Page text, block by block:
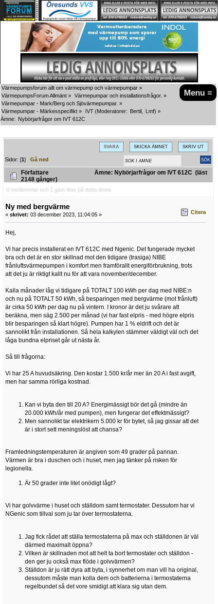
Menu ≡
Värmepumpsforum allt om värmepump och värmepumpar »
VärmepumpsForum Allmänt » Värmepumpar och installationsfrågor. »
Värmepumpar - Mark/Berg och Sjövärmepumpar. »
Värmepumpar - Märkesspecifikt » IVT (Moderatorer: Bertil Lmf) »
Ämne: Nybörjarfrågor om IVT 612C
SVARA SKICKA ÄMNET SKRIV UT
Sidor: [1]Gå ned
Författare
Ämne: Nybörjarfrågor om IVT 612C (läst
2148 gånger)
0 medlemmar och 1 gäst tittar på detta ämne.
Ny med bergvärme
« skrivet: 03 december 2023, 11:04:05 » Citera
Hej,
Vi har precis installerat en IVT 612C med Ngenic. Det fungerade mycket
bra och det är en stor skillnad mot den tidigare (trasiga) NIBE
frånluftsvärmepumpen i komfort men framförallt energiförbrukning, trots
att det ju är riktigt kallt nu för att vara november/december.
Kalla månader låg vi tidigare på TOTALT 100 kWh per dag med NIBE:n
och nu på TOTALT 50 kWh, så besparingen med bergvärme (mot frånluft)
är cirka 50 kWh per dag nu på vintern. I kronor är det ju svårare att
beräkna, men säg 2.500 per månad (vi har fast elpris - med högre elpris
blir besparingen så klart högre). Pumpen har 1 % eldrift och det är
sannolikt från installationen. Så hela kalkylen stämmer väldigt väl och det
låga bundna elpriset går ut nästa år.
Så till frågorna:
Vi har 25 A huvudsäkring. Den kostar 1.500 kr/år mer än 20 A i fast avgift,
men har samma rörliga kostnad.
Kan vi byta den till 20 A? Energimässigt bör det gå (mindre än
20.000 kWh/år med pumpen), men fungerar det effektmässigt?
Men sannolikt tar elektrikern 5.000 kr för bytet, så jag gissar att det
är i stort sett meningslöst att chansa?
Framledningstemperaturen är angiven som 49 grader på pannan.
Värmen är bra i duschen och i huset, men jag tänker på risken för
legionella.
Är 50 grader inte litet onödigt lågt?
Vi har golvvärme i huset och ställdom samt termostater. Dessutom har vi
NGenic som tillval som ju tar över termostaterna.
Jag fick rådet att ställa termostaterna på max och ställdonen är väl
därmed maximalt öppna?
Vilken är skillnaden mot att helt ta bort termostater och ställdon -
den ger ju också max flöde i golvvärmen?
Ställdon är ju rätt dyra att byta, i synnerhet om man vill ha original,
dessutom måste man kolla dem och batterierna i termostaterna
regelbundet så det vore smidigt att klara sig utan dem.